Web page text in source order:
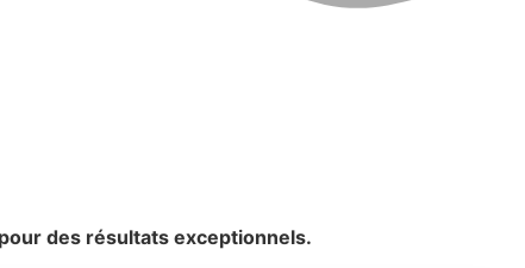
des résultats exceptionnels.